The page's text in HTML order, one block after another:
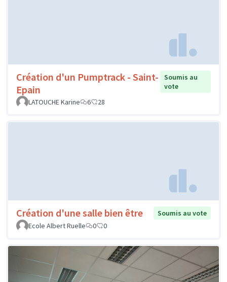
Création d'un Pumptrack - Saint-
Epain
Soumis au
vote
LATOUCHE Karine
6 28
Création d'une salle bien être
Soumis au vote
Ecole Albert Ruelle
0 0